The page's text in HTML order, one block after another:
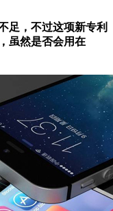
足，不过这项新专利
虽然是否会用在